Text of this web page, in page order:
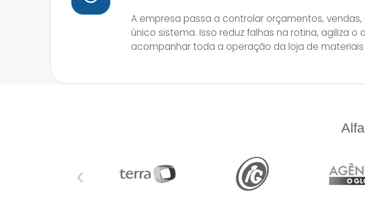
A empresa passa a controlar orçamentos,
único sistema. Isso reduz falhas na rotina, agiliza
acompanhar toda a operação da loja de
‹